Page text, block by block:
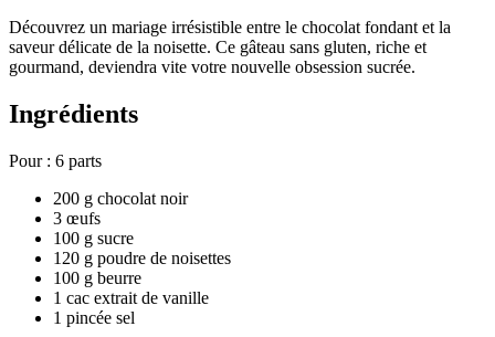
Découvrez un mariage irrésistible entre le chocolat fondant et la
saveur délicate de la noisette. Ce gâteau sans gluten, riche et
gourmand, deviendra vite votre nouvelle obsession sucrée.
Ingrédients
Pour : 6 parts
200 g chocolat noir
3 œufs
100 g sucre
120 g poudre de noisettes
100 g beurre
1 cac extrait de vanille
1 pincée sel